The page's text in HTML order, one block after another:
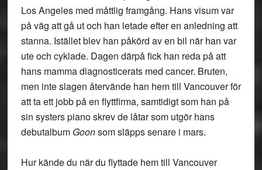
Los Angeles med måttlig framgång. Hans visum var
på väg att gå ut och han letade efter en anledning att
stanna. Istället blev han påkörd av en bil när han var
ute och cyklade. Dagen därpå fick han reda på att
hans mamma diagnosticerats med cancer. Bruten,
men inte slagen återvände han hem till Vancouver för
att ta ett jobb på en flyttfirma, samtidigt som han på
sin systers piano skrev de låtar som utgör hans
debutalbum Goonsom släpps senare i mars.
Hur kände du när du flyttade hem till Vancouver